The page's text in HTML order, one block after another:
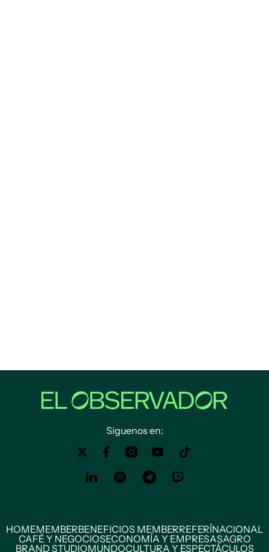
Siguenos en:
HOMEMEMBERBENEFICIOS MEMBERREFERÍNACIONAL
CAFÉ Y NEGOCIOSECONOMÍA Y EMPRESASAGRO
BRAND STUDIOMUNDOCULTURA Y ESPECTÁCULOS